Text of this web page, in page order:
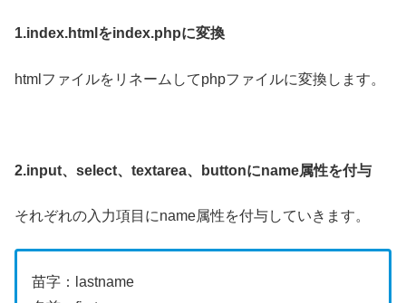
1.index.htmlをindex.phpに変換
htmlファイルをリネームしてphpファイルに変換します。
2.input、select、textarea、buttonにname属性を付与
それぞれの入力項目にname属性を付与していきます。
苗字：lastname